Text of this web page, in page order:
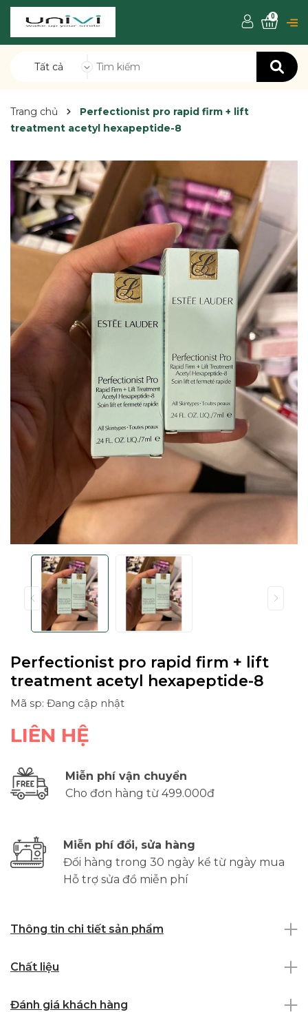
Tất cả
0
Trang chủ
Perfectionist pro rapid firm + lift
treatment acetyl hexapeptide-8
Perfectionist pro rapid firm + lift
treatment acetyl hexapeptide-8
Mã sp: Đang cập nhật
LIÊN HỆ
Miễn phí vận chuyển
Cho đơn hàng từ 499.000đ
Miễn phí đổi, sửa hàng
Đổi hàng trong 30 ngày kể từ ngày mua
Hỗ trợ sửa đồ miễn phí
Thông tin chi tiết sản phẩm
Chất liệu
Đánh giá khách hàng